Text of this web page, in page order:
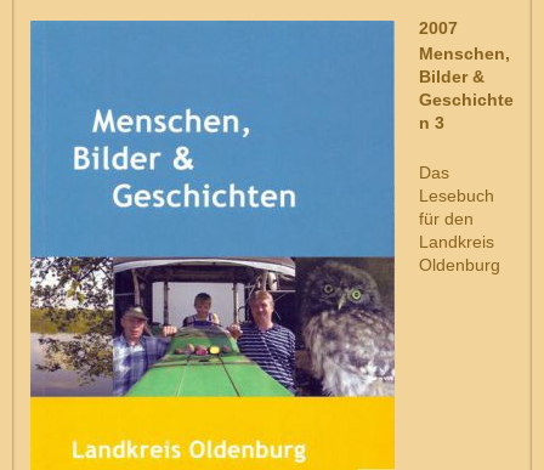
2007
Menschen,
Bilder &
Geschichte
n 3
Das
Lesebuch
für den
Landkreis
Oldenburg